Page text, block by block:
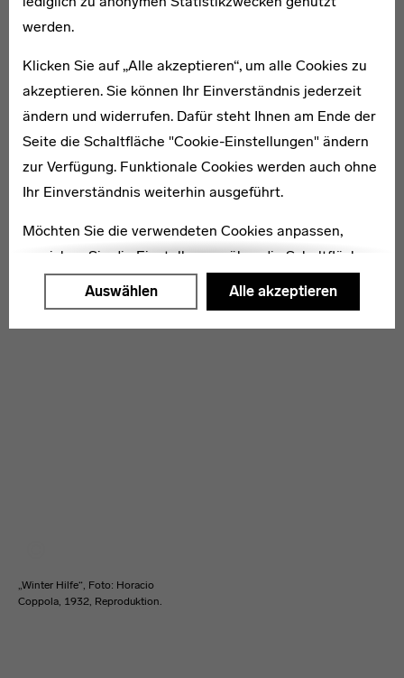
werden.
Klicken Sie auf „Alle akzeptieren“, um alle Cookies zu
akzeptieren. Sie können Ihr Einverständnis jederzeit
ändern und widerrufen. Dafür steht Ihnen am Ende der
Seite die Schaltfläche "Cookie-Einstellungen" ändern
zur Verfügung. Funktionale Cookies werden auch ohne
Ihr Einverständnis weiterhin ausgeführt.
Möchten Sie die verwendeten Cookies anpassen,
erreichen Sie die Einstellungen über die Schaltfläche
"Auswählen".
Auswählen Alle akzeptieren
· Jorge Schwartz (2008): Horacio Coppola, Fundación Telefónica, o.O.
Horacio Coppola
Weiterführende Links
Netzwerke
„Winter Hilfe“, Foto: Horacio
Coppola, 1932, Reproduktion.